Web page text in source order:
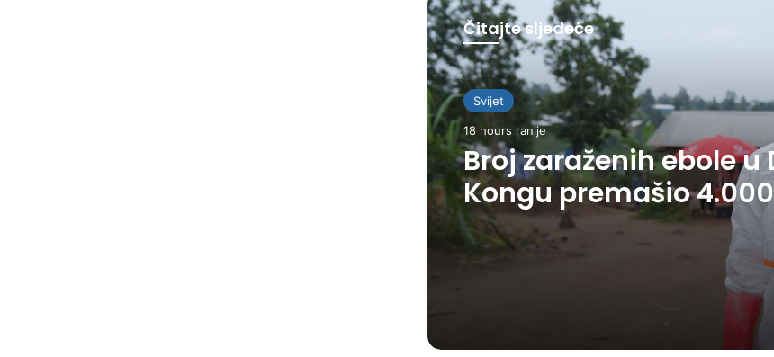
Čitajte sljedeće
Svijet
18 hours ranije
Broj zaraženih ebole u
Kongu premašio 4.000